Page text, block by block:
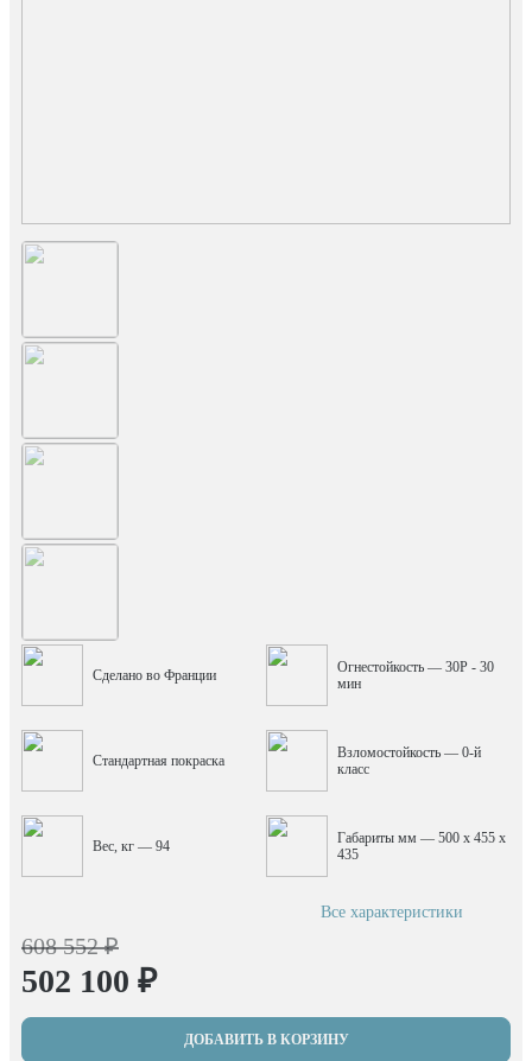
Сделано во Франции
Огнестойкость — 30P - 30
мин
Стандартная покраска
Взломостойкость — 0-й
класс
Вес, кг — 94
Габариты мм — 500 x 455 x
435
Все характеристики
608 552 ₽
502 100 ₽
ДОБАВИТЬ В КОРЗИНУ